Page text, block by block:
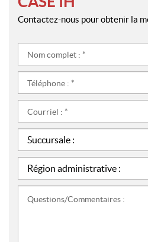
Contactez-nous pour obtenir la
complet
:
*
*Succursale
*Région
administrative
: